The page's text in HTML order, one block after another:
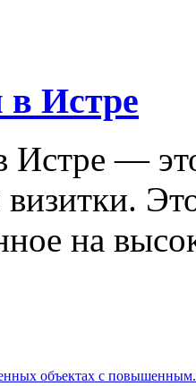
Истре
Истре —
на
объектах с